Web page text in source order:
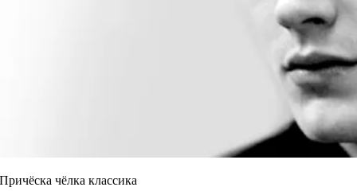
Причёска чёлка классика